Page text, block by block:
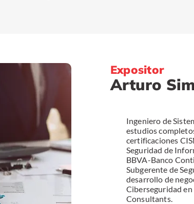
Expositor
Arturo
Ingeniero de
estudios
certificaciones
Seguridad de
BBVA-Banco
Subgerente de
desarrollo de
Ciberseguridad en
Consultants.